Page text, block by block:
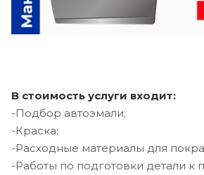
В стоимость услуги входит:
-Подбор автоэмали;
-Краска;
-Расходные материалы для
-Работы по подготовки детали к